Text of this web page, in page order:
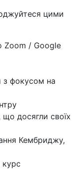
цими
Zoom / Google
з фокусом на
що досягли своїх
Кембриджу,
курс